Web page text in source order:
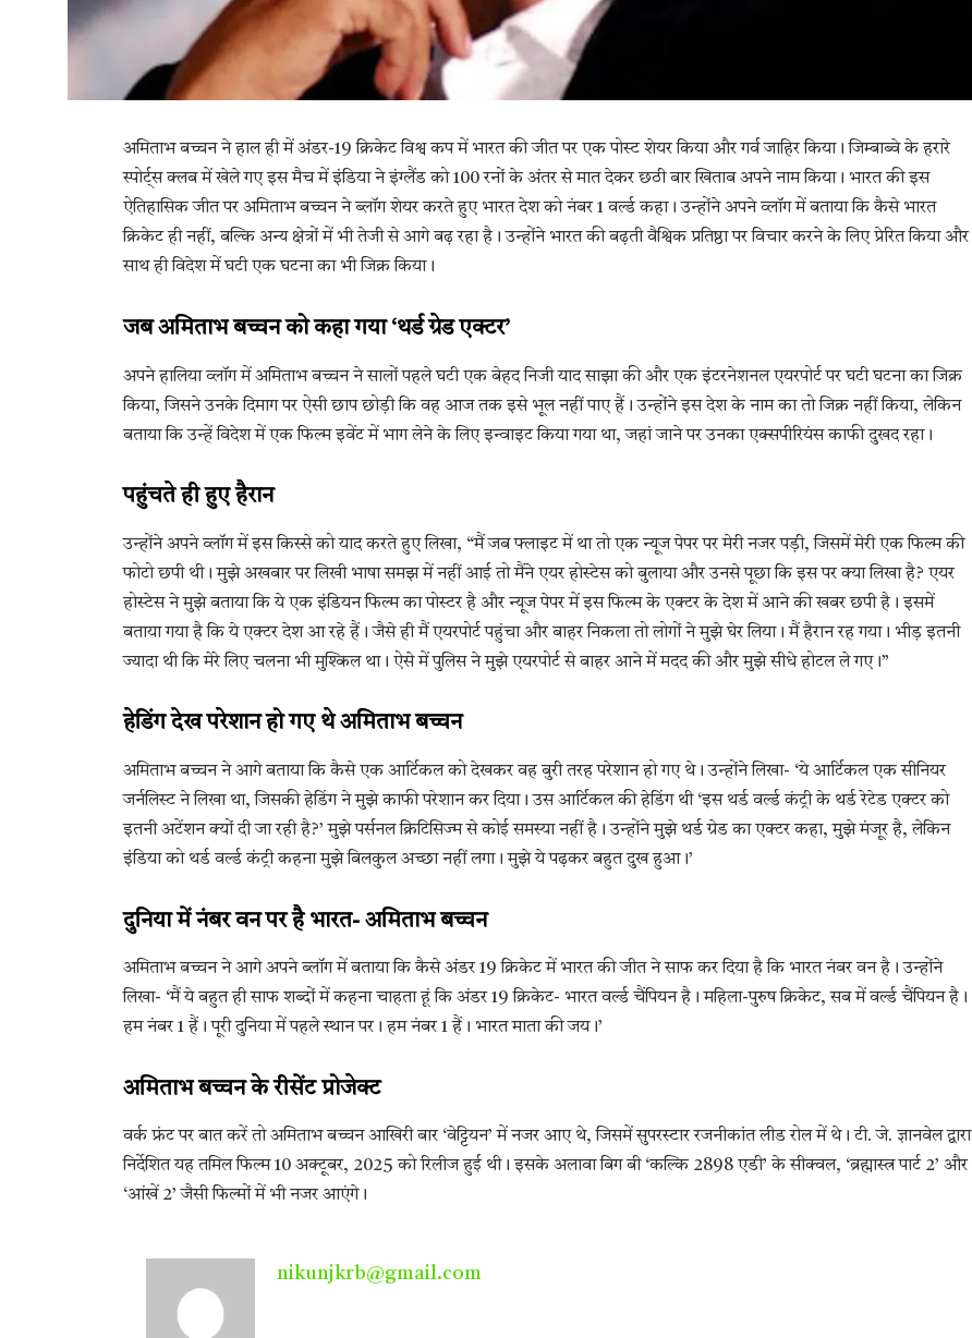
अमिताभ बच्चन ने हाल ही में अंडर-19 क्रिकेट विश्व कप में भारत की जीत पर एक पोस्ट शेयर किया और गर्व जाहिर किया। जिम्बाब्वे के हरारे
स्पोर्ट्स क्लब में खेले गए इस मैच में इंडिया ने इंग्लैंड को 100 रनों के अंतर से मात देकर छठी बार खिताब अपने नाम किया। भारत की इस
ऐतिहासिक जीत पर अमिताभ बच्चन ने ब्लॉग शेयर करते हुए भारत देश को नंबर 1 वर्ल्ड कहा। उन्होंने अपने व्लॉग में बताया कि कैसे भारत
क्रिकेट ही नहीं, बल्कि अन्य क्षेत्रों में भी तेजी से आगे बढ़ रहा है। उन्होंने भारत की बढ़ती वैश्विक प्रतिष्ठा पर विचार करने के लिए प्रेरित किया और
साथ ही विदेश में घटी एक घटना का भी जिक्र किया।
जब अमिताभ बच्चन को कहा गया ‘थर्ड ग्रेड एक्टर’
अपने हालिया व्लॉग में अमिताभ बच्चन ने सालों पहले घटी एक बेहद निजी याद साझा की और एक इंटरनेशनल एयरपोर्ट पर घटी घटना का जिक्र
किया, जिसने उनके दिमाग पर ऐसी छाप छोड़ी कि वह आज तक इसे भूल नहीं पाए हैं। उन्होंने इस देश के नाम का तो जिक्र नहीं किया, लेकिन
बताया कि उन्हें विदेश में एक फिल्म इवेंट में भाग लेने के लिए इन्वाइट किया गया था, जहां जाने पर उनका एक्सपीरियंस काफी दुखद रहा।
पहुंचते ही हुए हैरान
उन्होंने अपने व्लॉग में इस किस्से को याद करते हुए लिखा, “मैं जब फ्लाइट में था तो एक न्यूज पेपर पर मेरी नजर पड़ी, जिसमें मेरी एक फिल्म की
फोटो छपी थी। मुझे अखबार पर लिखी भाषा समझ में नहीं आई तो मैंने एयर होस्टेस को बुलाया और उनसे पूछा कि इस पर क्या लिखा है? एयर
होस्टेस ने मुझे बताया कि ये एक इंडियन फिल्म का पोस्टर है और न्यूज पेपर में इस फिल्म के एक्टर के देश में आने की खबर छपी है। इसमें
बताया गया है कि ये एक्टर देश आ रहे हैं। जैसे ही मैं एयरपोर्ट पहुंचा और बाहर निकला तो लोगों ने मुझे घेर लिया। मैं हैरान रह गया। भीड़ इतनी
ज्यादा थी कि मेरे लिए चलना भी मुश्किल था। ऐसे में पुलिस ने मुझे एयरपोर्ट से बाहर आने में मदद की और मुझे सीधे होटल ले गए।”
हेडिंग देख परेशान हो गए थे अमिताभ बच्चन
अमिताभ बच्चन ने आगे बताया कि कैसे एक आर्टिकल को देखकर वह बुरी तरह परेशान हो गए थे। उन्होंने लिखा- ‘ये आर्टिकल एक सीनियर
जर्नलिस्ट ने लिखा था, जिसकी हेडिंग ने मुझे काफी परेशान कर दिया। उस आर्टिकल की हेडिंग थी ‘इस थर्ड वर्ल्ड कंट्री के थर्ड रेटेड एक्टर को
इतनी अटेंशन क्यों दी जा रही है?’ मुझे पर्सनल क्रिटिसिज्म से कोई समस्या नहीं है। उन्होंने मुझे थर्ड ग्रेड का एक्टर कहा, मुझे मंजूर है, लेकिन
इंडिया को थर्ड वर्ल्ड कंट्री कहना मुझे बिलकुल अच्छा नहीं लगा। मुझे ये पढ़कर बहुत दुख हुआ।’
दुनिया में नंबर वन पर है भारत- अमिताभ बच्चन
अमिताभ बच्चन ने आगे अपने ब्लॉग में बताया कि कैसे अंडर 19 क्रिकेट में भारत की जीत ने साफ कर दिया है कि भारत नंबर वन है। उन्होंने
लिखा- ‘मैं ये बहुत ही साफ शब्दों में कहना चाहता हूं कि अंडर 19 क्रिकेट- भारत वर्ल्ड चैंपियन है। महिला-पुरुष क्रिकेट, सब में वर्ल्ड चैंपियन है।
हम नंबर 1 हैं। पूरी दुनिया में पहले स्थान पर। हम नंबर 1 हैं। भारत माता की जय।’
अमिताभ बच्चन के रीसेंट प्रोजेक्ट
वर्क फ्रंट पर बात करें तो अमिताभ बच्चन आखिरी बार ‘वेट्टियन’ में नजर आए थे, जिसमें सुपरस्टार रजनीकांत लीड रोल में थे। टी. जे. ज्ञानवेल द्वारा
निर्देशित यह तमिल फिल्म 10 अक्टूबर, 2025 को रिलीज हुई थी। इसके अलावा बिग बी ‘कल्कि 2898 एडी’ के सीक्वल, ‘ब्रह्मास्त्र पार्ट 2’ और
‘आंखें 2’ जैसी फिल्मों में भी नजर आएंगे।
nikunjkrb@gmail.com